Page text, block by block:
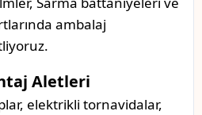
ambalaj
Aletleri
elektrikli tornavidalar,